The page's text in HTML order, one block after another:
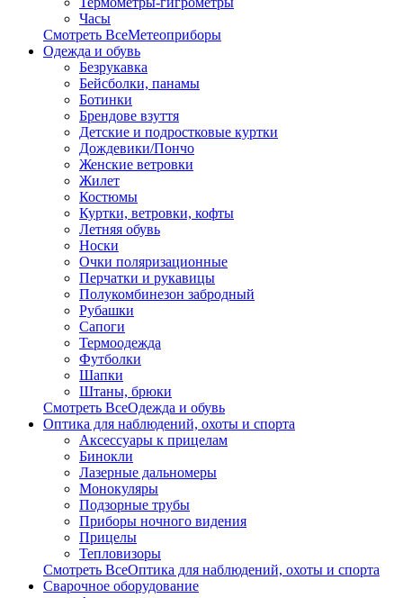
Часы
Смотреть ВсеМетеоприборы
Одежда и обувь
Безрукавка
Бейсболки, панамы
Ботинки
Брендове взуття
Детские и подростковые куртки
Дождевики/Пончо
Женские ветровки
Жилет
Костюмы
Куртки, ветровки, кофты
Летняя обувь
Носки
Очки поляризационные
Перчатки и рукавицы
Полукомбинезон забродный
Рубашки
Сапоги
Термоодежда
Футболки
Шапки
Штаны, брюки
Смотреть ВсеОдежда и обувь
Оптика для наблюдений, охоты и спорта
Аксессуары к прицелам
Бинокли
Лазерные дальномеры
Монокуляры
Подзорные трубы
Приборы ночного видения
Прицелы
Тепловизоры
Смотреть ВсеОптика для наблюдений, охоты и спорта
Сварочное оборудование